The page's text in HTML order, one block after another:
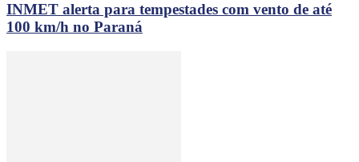
INMET alerta para tempestades com vento de até
100 km/h no Paraná